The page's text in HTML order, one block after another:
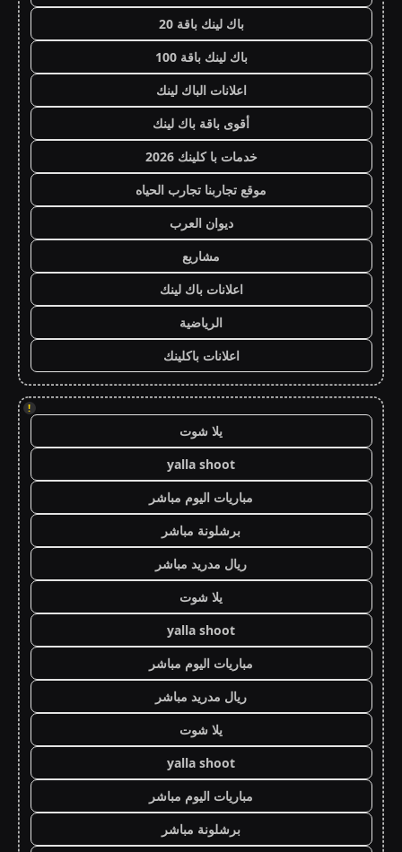
باك لينك باقة 20
باك لينك باقة 100
اعلانات الباك لينك
أقوى باقة باك لينك
خدمات با كلينك 2026
موقع تجاربنا تجارب الحياه
ديوان العرب
مشاريع
اعلانات باك لينك
الرياضية
اعلانات باكلينك
!
يلا شوت
yalla shoot
مباريات اليوم مباشر
برشلونة مباشر
ريال مدريد مباشر
يلا شوت
yalla shoot
مباريات اليوم مباشر
ريال مدريد مباشر
يلا شوت
yalla shoot
مباريات اليوم مباشر
برشلونة مباشر